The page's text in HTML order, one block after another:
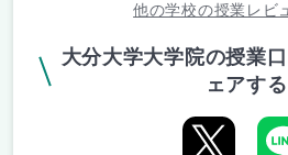
他の学校の授業レビ
大分大学大学院の授業
ェアする